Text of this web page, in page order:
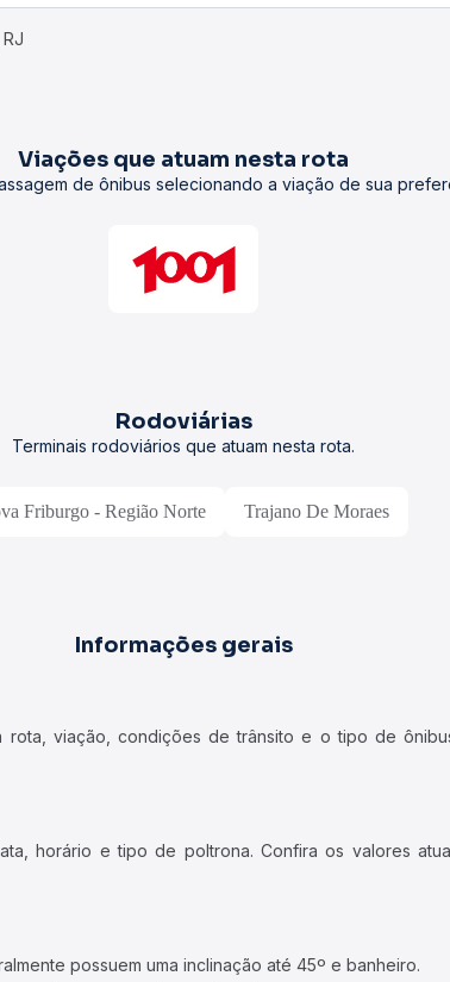
Viações que atuam nesta rota
de ônibus selecionando a viação de sua
Rodoviárias
Terminais rodoviários que atuam nesta rota.
Friburgo - Região Norte Trajano De Moraes
Informações gerais
viação, condições de trânsito e o tipo de
horário e tipo de poltrona. Confira os valores
possuem uma inclinação até 45º e banheiro.